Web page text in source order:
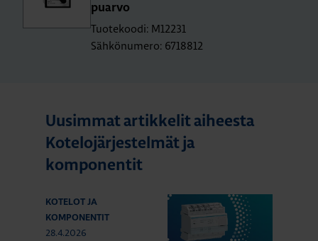
puar­vo
Tuotekoodi: M12231
Sähkönumero: 6718812
Uusimmat artikkelit aiheesta
Kotelojärjestelmät ja
komponentit
KOTELOT JA
KOMPONENTIT
28.4.2026